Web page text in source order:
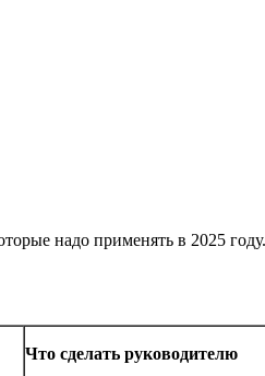
надо применять в 2025 году.
Что сделать руководителю